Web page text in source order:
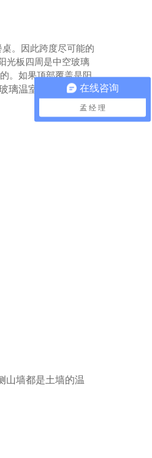
。
因此跨度尽可能的
光板四周是中空玻璃
。如果顶部覆盖是阳
璃温室造价比阳光
山墙都是土墙的温
在线咨询
孟 经 理